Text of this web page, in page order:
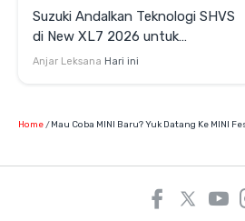
Suzuki Andalkan Teknologi SHVS
di New XL7 2026 untuk
Mendukung Efisiensi Berkendara
Anjar Leksana Hari ini
Home Mau Coba MINI Baru? Yuk Datang Ke MINI